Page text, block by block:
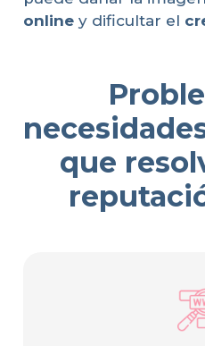
onliney dificultar el
que